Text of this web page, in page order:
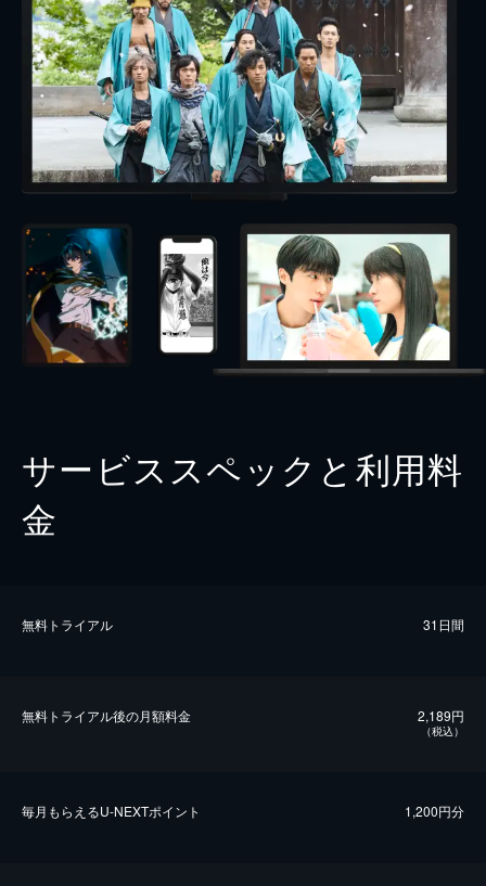
サービススペックと利用料
金
無料トライアル 31日間
無料トライアル後の⽉額料金 2,189円
（税込）
毎⽉もらえるU-NEXTポイント 1,200円分